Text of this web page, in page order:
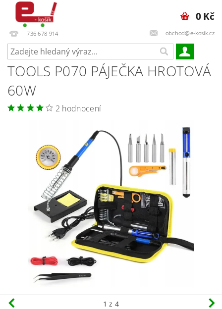
736 678 914 obchod@e-kosik.cz
0 Kč
TOOLS P070 PÁJEČKA HROTOVÁ
60W
2 hodnocení
1 z 4